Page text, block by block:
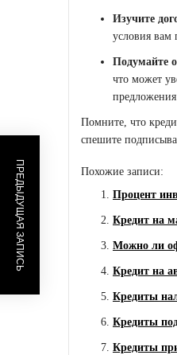
Изучите
условия вам
Подумайте
что может
Помните, что
спешите
Похожие записи:
Процент
Кредит на
Можно ли
Кредит на
Кредиты
Кредиты
Кредиты
ПРЕДЫДУЩАЯ ЗАПИСЬ